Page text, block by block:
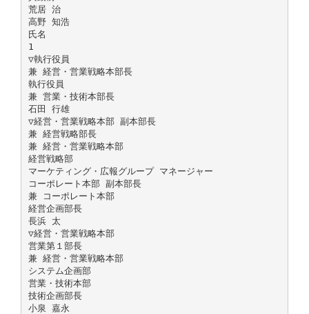
荒居 治
高野 知浩
氏名
1
▽執行役員
兼 経営・営業戦略本部長
執行役員
兼 営業・技術本部長
石田 行雄
▽経営・営業戦略本部 副本部長
兼 経営戦略部長
兼 経営・営業戦略本部
経営戦略部
マーケティング・広報グループ マネージャー
コーポレート本部 副本部長
兼 コーポレート本部
経営企画部長
長浜 太
▽経営・営業戦略本部
営業第１部長
兼 経営・営業戦略本部
システム企画部
営業・技術本部
技術企画部長
小泉 嘉永